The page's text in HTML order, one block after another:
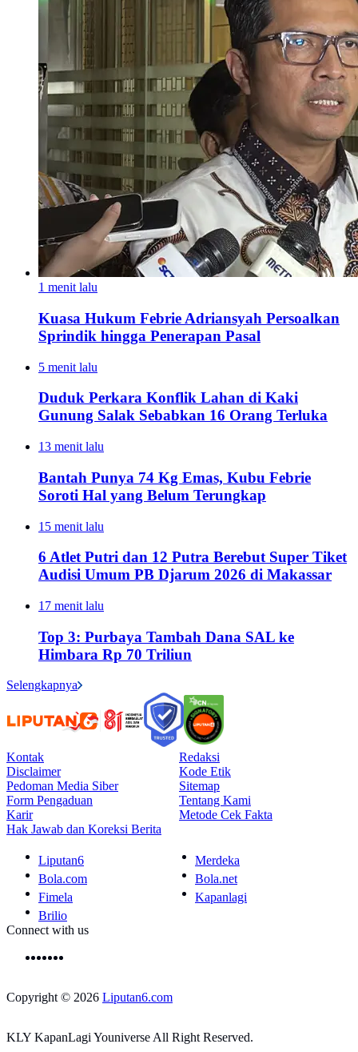
1 menit lalu
Kuasa Hukum Febrie Adriansyah Persoalkan
Sprindik hingga Penerapan Pasal
5 menit lalu
Duduk Perkara Konflik Lahan di Kaki
Gunung Salak Sebabkan 16 Orang Terluka
13 menit lalu
Bantah Punya 74 Kg Emas, Kubu Febrie
Soroti Hal yang Belum Terungkap
15 menit lalu
6 Atlet Putri dan 12 Putra Berebut Super Tiket
Audisi Umum PB Djarum 2026 di Makassar
17 menit lalu
Top 3: Purbaya Tambah Dana SAL ke
Himbara Rp 70 Triliun
Selengkapnya
Kontak
Redaksi
Disclaimer
Kode Etik
Pedoman Media Siber
Sitemap
Form Pengaduan
Tentang Kami
Karir
Metode Cek Fakta
Hak Jawab dan Koreksi Berita
Liputan6
Merdeka
Bola.com
Bola.net
Fimela
Kapanlagi
Brilio
Connect with us
Copyright © 2026 Liputan6.com
KLY KapanLagi Youniverse All Right Reserved.